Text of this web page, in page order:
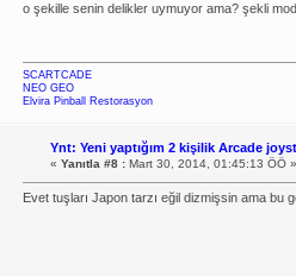
o şekille senin delikler uymuyor ama? şekli
SCARTCADE
NEO GEO
Elvira Pinball Restorasyon
Ynt: Yeni yaptığım 2 kişilik Arcade
« Yanıtla #8 :Mart 30, 2014, 01:45:13 ÖÖ »
Evet tuşları Japon tarzı eğil dizmişsin ama bu